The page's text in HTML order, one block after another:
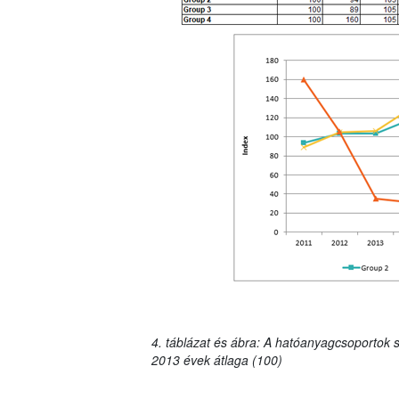
4. táblázat és ábra: A hatóanyagcsoportok
2013 évek átlaga (100)